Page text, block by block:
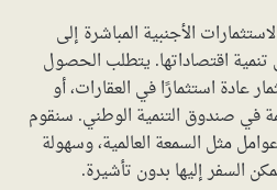
الأجنبية المباشرة إلى
اقتصاداتها. يتطلب الحصول
عادة استثمارًا في العقارات، أو
في صندوق التنمية الوطني. سنقوم
مثل السمعة العالمية، وسهولة
السفر إليها بدون تأشيرة.